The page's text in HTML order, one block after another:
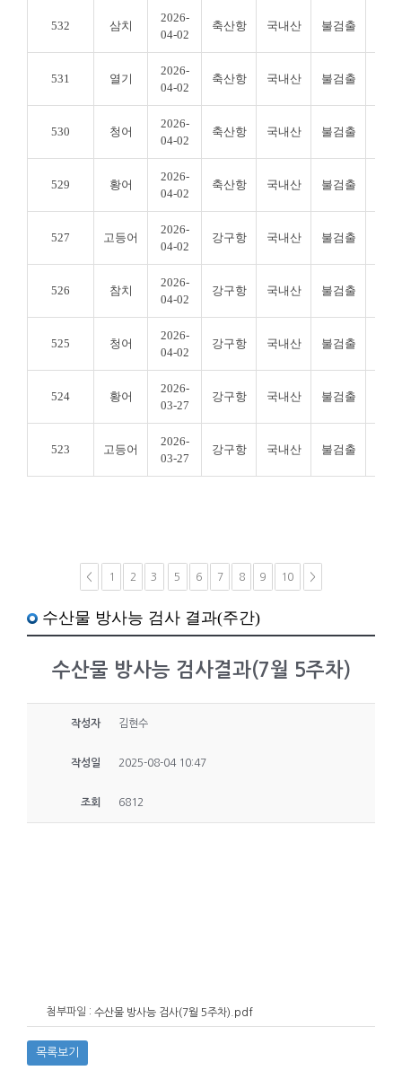
532 삼치
2026-
04-02
축산항 국내산 불검출
531 열기
2026-
04-02
축산항 국내산 불검출
530 청어
2026-
04-02
축산항 국내산 불검출
529 황어
2026-
04-02
축산항 국내산 불검출
527 고등어
2026-
04-02
강구항 국내산 불검출
526 참치
2026-
04-02
강구항 국내산 불검출
525 청어
2026-
04-02
강구항 국내산 불검출
524 황어
2026-
03-27
강구항 국내산 불검출
523 고등어
2026-
03-27
강구항 국내산 불검출
< 1 2 3 5 6 7 8 9 10 >
수산물 방사능 검사 결과(주간)
수산물 방사능 검사결과(7월 5주차)
작성자 김현수
작성일 2025-08-04 10:47
조회 6812
첨부파일 : 수산물 방사능 검사(7월 5주차).pdf
목록보기